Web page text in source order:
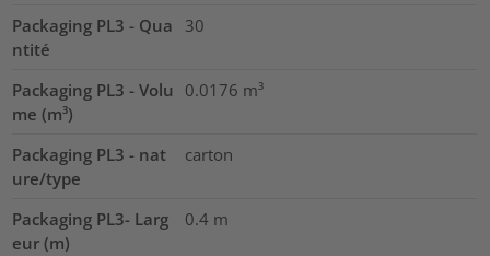
Packaging PL3 - Qua
ntité
30
Packaging PL3 - Volu
me (m³)
0.0176 m³
Packaging PL3 - nat
ure/type
carton
Packaging PL3- Larg
eur (m)
0.4 m